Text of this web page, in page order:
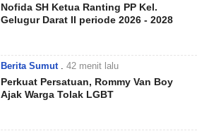
Nofida SH Ketua Ranting PP Kel.
Gelugur Darat II periode 2026 - 2028
Berita Sumut 42 menit lalu
Perkuat Persatuan, Rommy Van Boy
Ajak Warga Tolak LGBT